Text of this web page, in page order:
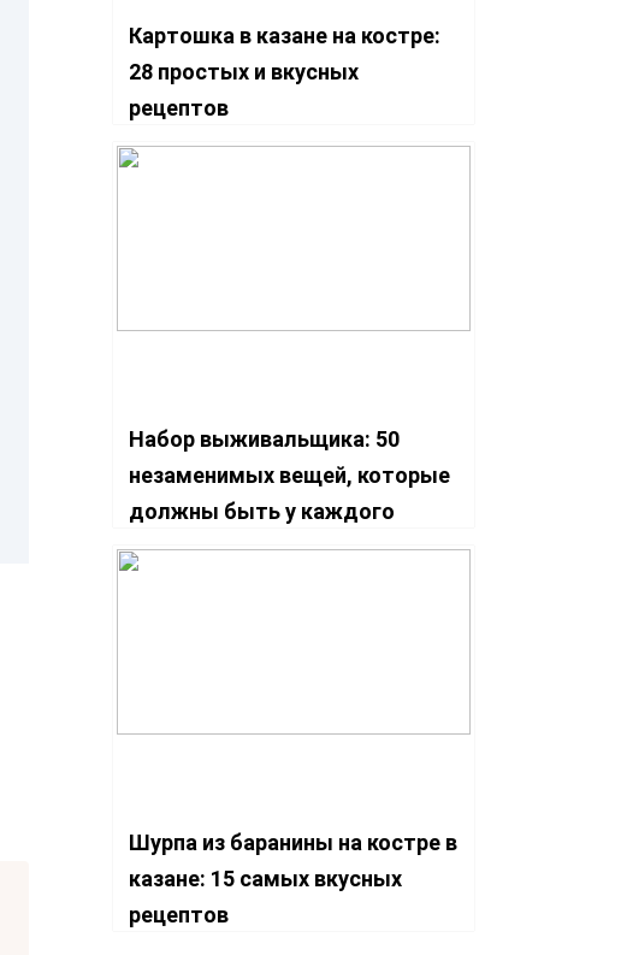
Картошка в казане на костре:
28 простых и вкусных
рецептов
Набор выживальщика: 50
незаменимых вещей, которые
должны быть у каждого
Шурпа из баранины на костре в
казане: 15 самых вкусных
рецептов